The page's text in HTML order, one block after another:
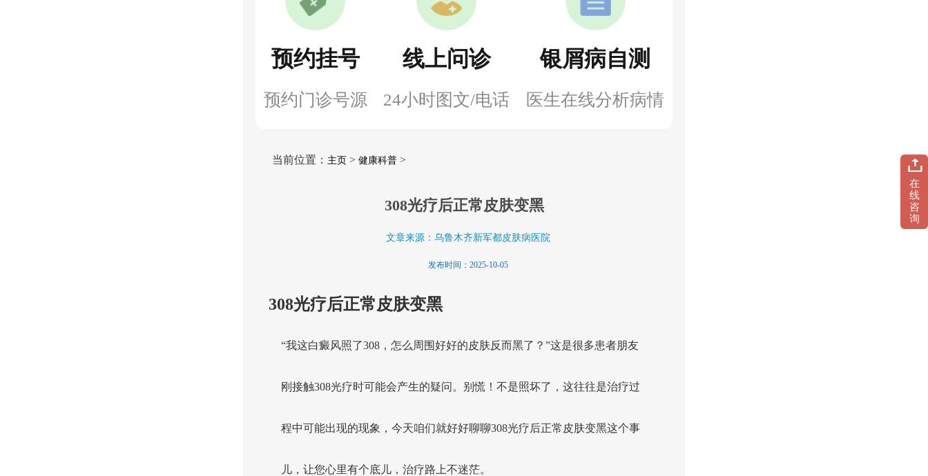
预约挂号
预约门诊号源
线上问诊
24小时图文/电话
银屑病自测
医生在线分析病情
当前位置： 主页> 健康科普>
308光疗后正常皮肤变黑
文章来源：乌鲁木齐新军都皮肤病医院
发布时间：2025-10-05
308光疗后正常皮肤变黑
“我这白癜风照了308，怎么周围好好的皮肤反而黑了？”这是很多患者朋友
刚接触308光疗时可能会产生的疑问。别慌！不是照坏了，这往往是治疗过
程中可能出现的现象，今天咱们就好好聊聊308光疗后正常皮肤变黑这个事
儿，让您心里有个底儿，治疗路上不迷茫。
在
线
咨
询